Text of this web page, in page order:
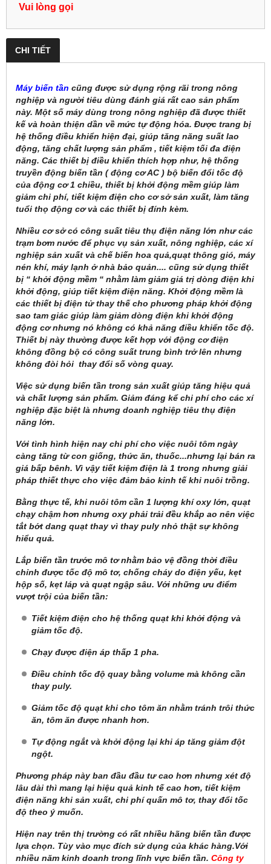
Vui lòng gọi
CHI TIẾT
Máy biến tần cũng được sử dụng rộng rãi trong nông
nghiệp và người tiêu dùng đánh giá rất cao sản phẩm
này. Một số máy dùng trong nông nghiệp đã được thiết
kế và hoàn thiện dần về mức tự động hóa. Được trang bị
hệ thống điều khiển hiện đại, giúp tăng năng suất lao
động, tăng chất lượng sản phẩm , tiết kiệm tối đa điện
năng. Các thiết bị điều khiển thích hợp như, hệ thống
truyền động biến tần ( động cơ AC ) bộ biến đổi tốc độ
của động cơ 1 chiều, thiết bị khởi động mềm giúp làm
giảm chi phí, tiết kiệm điện cho cơ sở sản xuất, làm tăng
tuổi thọ động cơ và các thiết bị đính kèm.
Nhiều cơ sở có công suất tiêu thụ điện năng lớn như các
trạm bơm nước để phục vụ sản xuất, nông nghiệp, các xí
nghiệp sản xuất và chế biến hoa quả,quạt thông gió, máy
nén khí, máy lạnh ở nhà bảo quản.... cũng sử dụng thiết
bị “ khởi động mềm “ nhằm làm giảm giá trị dòng điện khi
khởi động, giúp tiết kiệm điện năng. Khởi động mềm là
các thiết bị điện tử thay thế cho phương pháp khởi động
sao tam giác giúp làm giảm dòng điện khi khởi động
động cơ nhưng nó không có khả năng điều khiển tốc độ.
Thiết bị này thường được kết hợp với động cơ điện
không đồng bộ có công suất trung bình trở lên nhưng
không đòi hỏi thay đổi số vòng quay.
Việc sử dụng biến tần trong sản xuất giúp tăng hiệu quả
và chất lượng sản phẩm. Giảm đáng kể chi phí cho các xí
nghiệp đặc biệt là nhưng doanh nghiệp tiêu thụ điện
năng lớn.
Với tình hình hiện nay chi phí cho việc nuôi tôm ngày
càng tăng từ con giống, thức ăn, thuốc...nhưng lại bán ra
giá bấp bênh. Vì vậy tiết kiệm điện là 1 trong nhưng giải
pháp thiết thực cho việc đảm bảo kinh tế khi nuôi trồng.
Bằng thực tế, khi nuôi tôm cần 1 lượng khí oxy lớn, quạt
chạy chậm hơn nhưng oxy phải trải đều khắp ao nên việc
tắt bớt dang quạt thay vì thay puly nhỏ thật sự không
hiểu quả.
Lắp biến tần trước mô tơ nhằm bảo vệ đồng thời điều
chỉnh được tốc độ mô tơ, chống cháy do điện yếu, kẹt
hộp số, kẹt láp và quạt ngập sâu. Với những ưu điểm
vượt trội của biến tần:
Tiết kiệm điện cho hệ thống quạt khi khởi động và
giảm tốc độ.
Chạy được điện áp thấp 1 pha.
Điều chỉnh tốc độ quay bằng volume mà không cần
thay puly.
Giảm tốc độ quạt khi cho tôm ăn nhằm tránh trôi thức
ăn, tôm ăn được nhanh hơn.
Tự động ngắt và khởi động lại khi áp tăng giảm đột
ngột.
Phương pháp này ban đầu đầu tư cao hơn nhưng xét độ
lâu dài thì mang lại hiệu quả kinh tế cao hơn, tiết kiệm
điện năng khi sản xuất, chi phí quấn mô tơ, thay đổi tốc
độ theo ý muốn.
Hiện nay trên thị trường có rất nhiều hãng biến tần được
lựa chọn. Tùy vào mục đích sử dụng của khác hàng.Với
nhiều năm kinh doanh trong lĩnh vực biến tần. Công ty